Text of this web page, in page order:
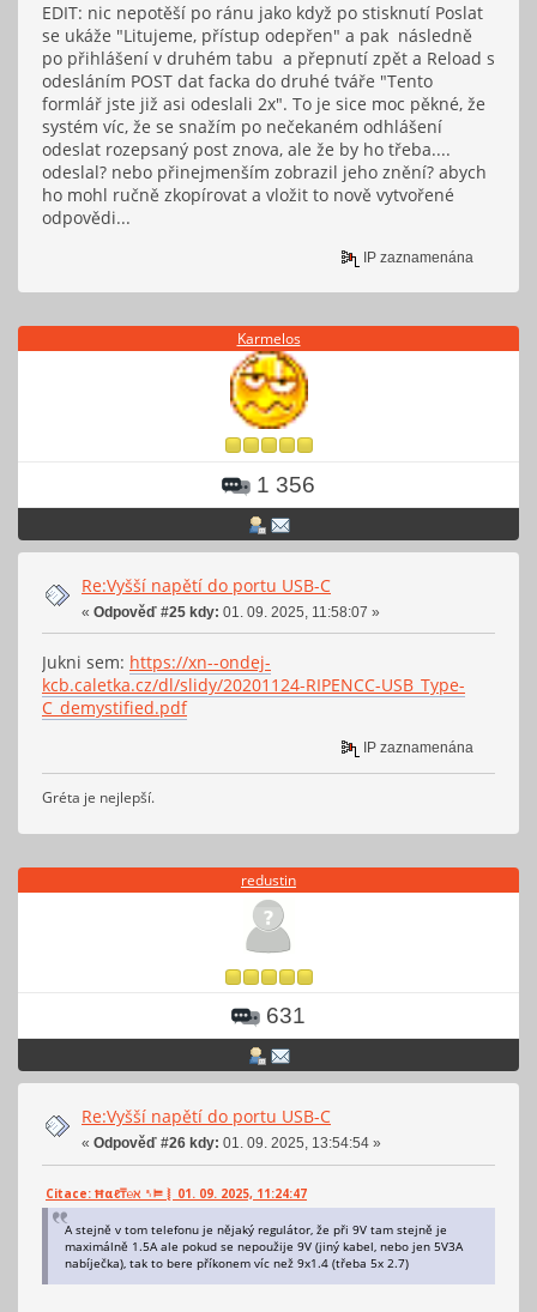
EDIT: nic nepotěší po ránu jako když po stisknutí Poslat
se ukáže "Litujeme, přístup odepřen" a pak následně
po přihlášení v druhém tabu a přepnutí zpět a Reload s
odesláním POST dat facka do druhé tváře "Tento
formlář jste již asi odeslali 2x". To je sice moc pěkné, že
systém víc, že se snažím po nečekaném odhlášení
odeslat rozepsaný post znova, ale že by ho třeba....
odeslal? nebo přinejmenším zobrazil jeho znění? abych
ho mohl ručně zkopírovat a vložit to nově vytvořené
odpovědi...
IP zaznamenána
Karmelos
1 356
Re:Vyšší napětí do portu USB-C
« Odpověď #25 kdy: 01. 09. 2025, 11:58:07 »
Jukni sem: https://xn--ondej-
kcb.caletka.cz/dl/slidy/20201124-RIPENCC-USB_Type-
C_demystified.pdf
IP zaznamenána
Gréta je nejlepší.
redustin
631
Re:Vyšší napětí do portu USB-C
« Odpověď #26 kdy: 01. 09. 2025, 13:54:54 »
Citace: Ħαℓ₸℮ℵ ␏⫢ ⦚ 01. 09. 2025, 11:24:47
A stejně v tom telefonu je nějaký regulátor, že při 9V tam stejně je
maximálně 1.5A ale pokud se nepoužije 9V (jiný kabel, nebo jen 5V3A
nabíječka), tak to bere příkonem víc než 9x1.4 (třeba 5x 2.7)